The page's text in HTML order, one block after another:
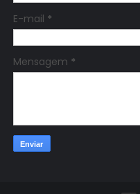
E-mail *
Mensagem *